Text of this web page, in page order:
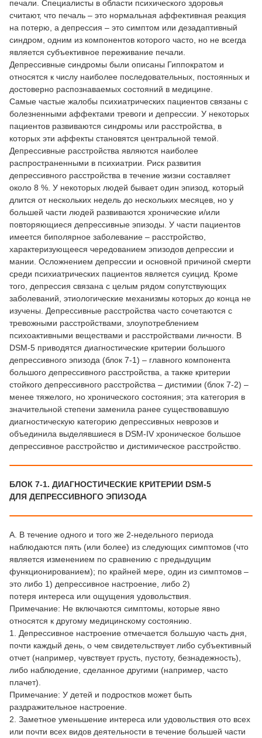
печали. Специалисты в области психического здоровья
считают, что печаль – это нормальная аффективная реакция
на потерю, а депрессия – это симптом или дезадаптивный
синдром, одним из компонентов которого часто, но не всегда
является субъективное переживание печали.
Депрессивные синдромы были описаны Гиппократом и
относятся к числу наиболее последовательных, постоянных и
достоверно распознаваемых состояний в медицине.
Самые частые жалобы психиатрических пациентов связаны с
болезненными аффектами тревоги и депрессии. У некоторых
пациентов развиваются синдромы или расстройства, в
которых эти аффекты становятся центральной темой.
Депрессивные расстройства являются наиболее
распространенными в психиатрии. Риск развития
депрессивного расстройства в течение жизни составляет
около 8 %. У некоторых людей бывает один эпизод, который
длится от нескольких недель до нескольких месяцев, но у
большей части людей развиваются хронические и/или
повторяющиеся депрессивные эпизоды. У части пациентов
имеется биполярное заболевание – расстройство,
характеризующееся чередованием эпизодов депрессии и
мании. Осложнением депрессии и основной причиной смерти
среди психиатрических пациентов является суицид. Кроме
того, депрессия связана с целым рядом сопутствующих
заболеваний, этиологические механизмы которых до конца не
изучены. Депрессивные расстройства часто сочетаются с
тревожными расстройствами, злоупотреблением
психоактивными веществами и расстройствами личности. В
DSM-5 приводятся диагностические критерии большого
депрессивного эпизода (блок 7-1) – главного компонента
большого депрессивного расстройства, а также критерии
стойкого депрессивного расстройства – дистимии (блок 7-2) –
менее тяжелого, но хронического состояния; эта категория в
значительной степени заменила ранее существовавшую
диагностическую категорию депрессивных неврозов и
объединила выделявшиеся в DSM-IV хроническое большое
депрессивное расстройство и дистимическое расстройство.
БЛОК 7-1. ДИАГНОСТИЧЕСКИЕ КРИТЕРИИ DSM-5
ДЛЯ ДЕПРЕССИВНОГО ЭПИЗОДА
A. В течение одного и того же 2-недельного периода
наблюдаются пять (или более) из следующих симптомов (что
является изменением по сравнению с предыдущим
функционированием); по крайней мере, один из симптомов –
это либо 1) депрессивное настроение, либо 2)
потеря интереса или ощущения удовольствия.
Примечание: Не включаются симптомы, которые явно
относятся к другому медицинскому состоянию.
1. Депрессивное настроение отмечается большую часть дня,
почти каждый день, о чем свидетельствует либо субъективный
отчет (например, чувствует грусть, пустоту, безнадежность),
либо наблюдение, сделанное другими (например, часто
плачет).
Примечание: У детей и подростков может быть
раздражительное настроение.
2. Заметное уменьшение интереса или удовольствия ото всех
или почти всех видов деятельности в течение большей части